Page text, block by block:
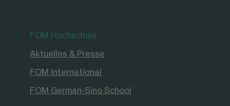
FOM Hochschule
Aktuelles & Presse
FOM International
FOM German-Sino School